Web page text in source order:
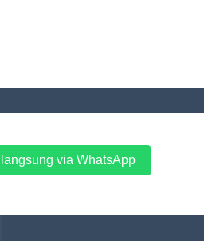
langsung via WhatsApp